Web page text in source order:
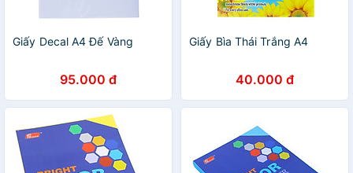
Giấy Decal A4 Đế Vàng
95.000 đ
Giấy Bìa Thái Trắng A4
40.000 đ